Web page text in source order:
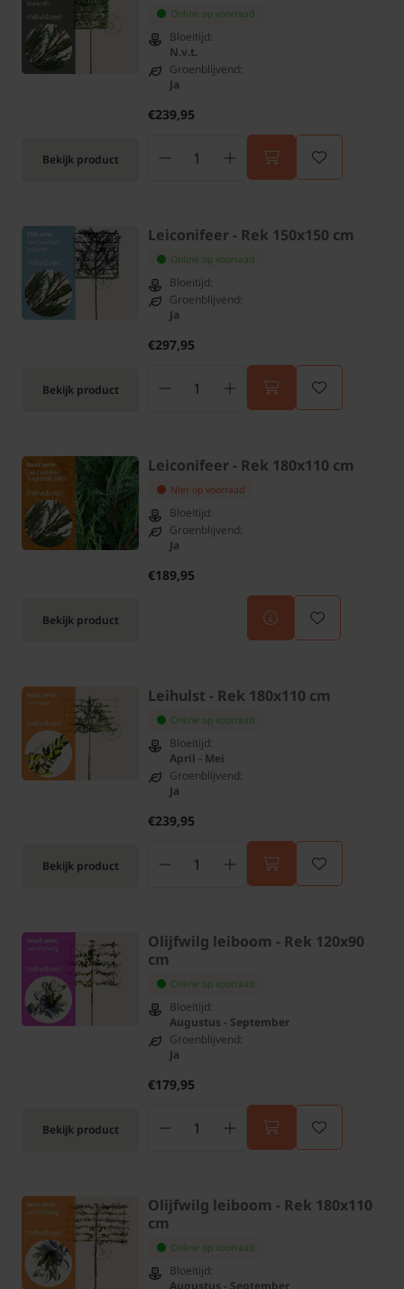
Bekijk product
Online op voorraad
Bloeitijd:
N.v.t.
Groenblijvend:
Ja
€239,95
Bekijk product
Leiconifeer - Rek 150x150 cm
Online op voorraad
Bloeitijd:
Groenblijvend:
Ja
€297,95
Bekijk product
Leiconifeer - Rek 180x110 cm
Niet op voorraad
Bloeitijd:
Groenblijvend:
Ja
€189,95
Bekijk product
Leihulst - Rek 180x110 cm
Online op voorraad
Bloeitijd:
April - Mei
Groenblijvend:
Ja
€239,95
Bekijk product
Olijfwilg leiboom - Rek 120x90
cm
Online op voorraad
Bloeitijd:
Augustus - September
Groenblijvend:
Ja
€179,95
Olijfwilg leiboom - Rek 180x110
cm
Online op voorraad
Bloeitijd: